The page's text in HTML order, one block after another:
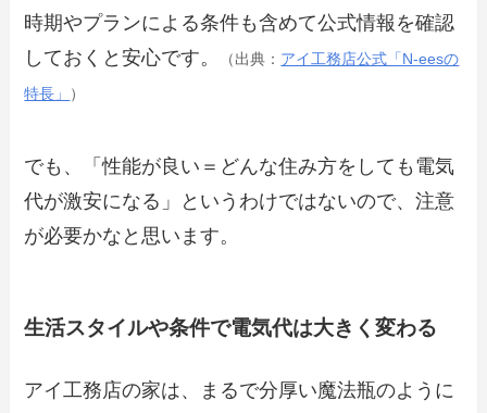
時期やプランによる条件も含めて公式情報を確認
しておくと安心です。
（出典： アイ工務店公式「N-eesの
特長」
）
でも、「性能が良い＝どんな住み方をしても電気
代が激安になる」というわけではないので、注意
が必要かなと思います。
生活スタイルや条件で電気代は大きく変わる
アイ工務店の家は、まるで分厚い魔法瓶のように